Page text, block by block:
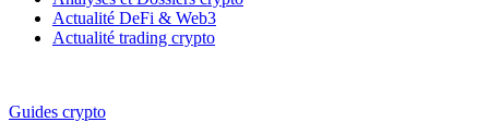
Actualité DeFi & Web3
Actualité trading crypto
Guides crypto